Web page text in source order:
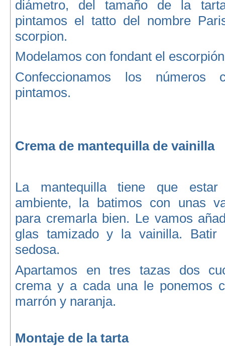
diámetro, del tamaño de la
pintamos el tatto del nombre
scorpion.
Modelamos con fondant el
Confeccionamos los números
pintamos.
Crema de mantequilla de vainilla
La mantequilla tiene que estar
ambiente, la batimos con unas
para cremarla bien. Le vamos
glas tamizado y la vainilla. Batir
sedosa.
Apartamos en tres tazas dos
crema y a cada una le ponemos
marrón y naranja.
Montaje de la tarta